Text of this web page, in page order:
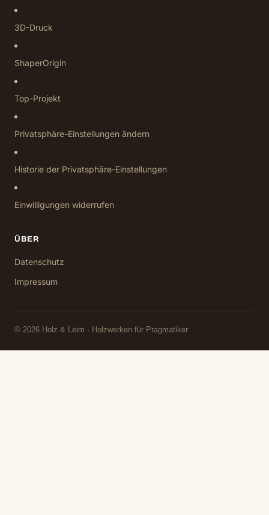
3D-Druck
ShaperOrigin
Top-Projekt
Privatsphäre-Einstellungen ändern
Historie der Privatsphäre-Einstellungen
Einwilligungen widerrufen
ÜBER
Datenschutz
Impressum
© 2026 Holz & Leim · Holzwerken für Pragmatiker